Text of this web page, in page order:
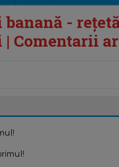
banană -
| Comentarii